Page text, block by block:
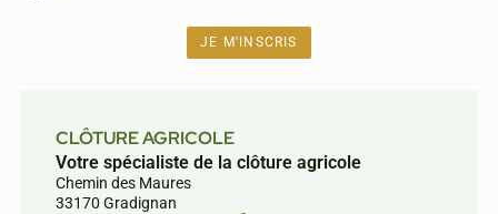
CLÔTURE AGRICOLE
Votre spécialiste de la clôture agricole
Chemin des Maures
33170 Gradignan